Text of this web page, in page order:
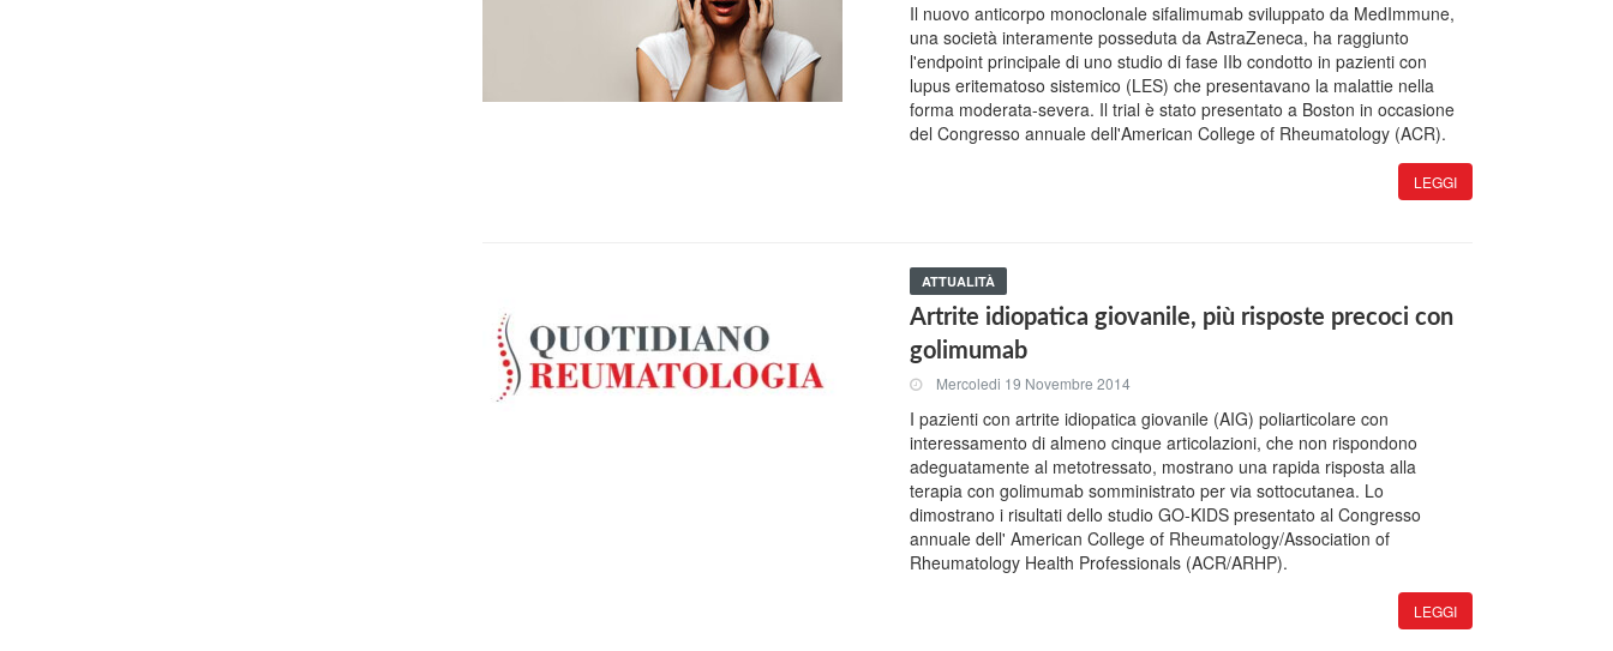
Il nuovo anticorpo monoclonale sifalimumab sviluppato da MedImmune,
una società interamente posseduta da AstraZeneca, ha raggiunto
l'endpoint principale di uno studio di fase IIb condotto in pazienti con
lupus eritematoso sistemico (LES) che presentavano la malattie nella
forma moderata-severa. Il trial è stato presentato a Boston in occasione
del Congresso annuale dell'American College of Rheumatology (ACR).
LEGGI
ATTUALITÀ
Artrite idiopatica giovanile, più risposte precoci con
golimumab
Mercoledi 19 Novembre 2014
I pazienti con artrite idiopatica giovanile (AIG) poliarticolare con
interessamento di almeno cinque articolazioni, che non rispondono
adeguatamente al metotressato, mostrano una rapida risposta alla
terapia con golimumab somministrato per via sottocutanea. Lo
dimostrano i risultati dello studio GO-KIDS presentato al Congresso
annuale dell' American College of Rheumatology/Association of
Rheumatology Health Professionals (ACR/ARHP).
LEGGI